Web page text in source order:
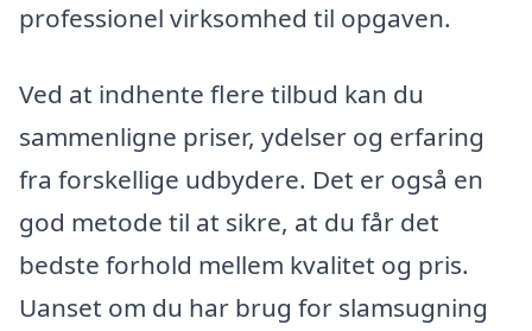
professionel virksomhed til opgaven.
Ved at indhente flere tilbud kan du
sammenligne priser, ydelser og erfaring
fra forskellige udbydere. Det er også en
god metode til at sikre, at du får det
bedste forhold mellem kvalitet og pris.
Uanset om du har brug for slamsugning